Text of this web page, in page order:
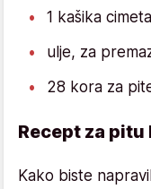
1 kašika
ulje, za
28 kora za
Recept za
Kako biste